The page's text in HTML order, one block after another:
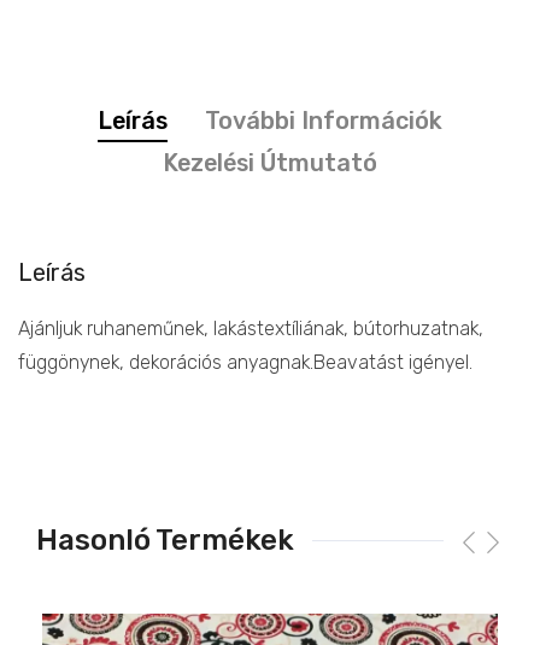
Leírás
További Információk
Kezelési Útmutató
Leírás
Ajánljuk ruhaneműnek, lakástextíliának, bútorhuzatnak,
függönynek, dekorációs anyagnak.Beavatást igényel.
Hasonló Termékek